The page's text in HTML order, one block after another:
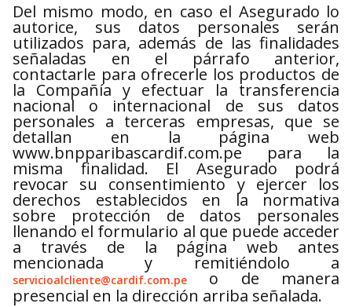
Del mismo modo, en caso el Asegurado lo
autorice, sus datos personales serán
utilizados para, además de las finalidades
señaladas en el párrafo anterior,
contactarle para ofrecerle los productos de
la Compañía y efectuar la transferencia
nacional o internacional de sus datos
personales a terceras empresas, que se
detallan en la página web
www.bnpparibascardif.com.pe para la
misma finalidad. El Asegurado podrá
revocar su consentimiento y ejercer los
derechos establecidos en la normativa
sobre protección de datos personales
llenando el formulario al que puede acceder
a través de la página web antes
mencionada y remitiéndolo a
servicioalcliente@cardif.com.pe
o de manera
presencial en la dirección arriba señalada.